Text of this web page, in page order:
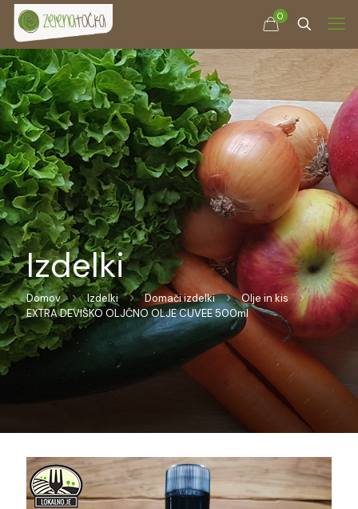
0
Izdelki
Domov Izdelki Domači izdelki
Olje in kis
EXTRA DEVIŠKO OLJČNO OLJE CUVEE 500ml